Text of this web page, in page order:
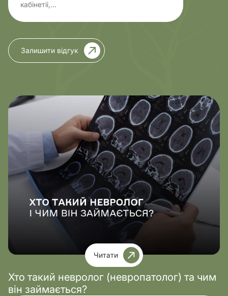
кабінетіі,...
Залишити відгук
Читати
Хто такий невролог (невропатолог) та чим
він займається?